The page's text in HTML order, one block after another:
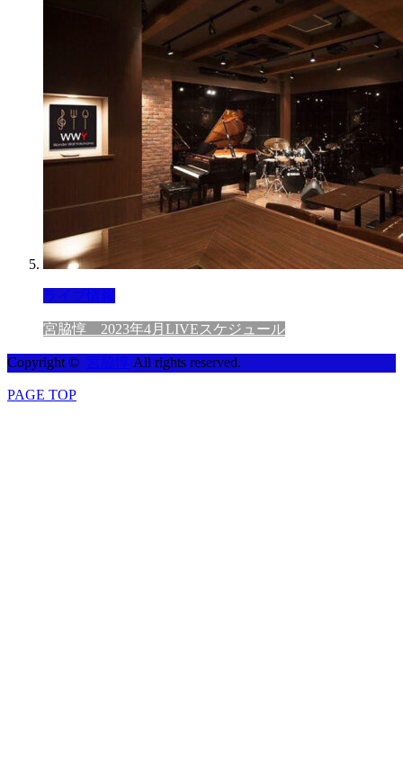
ライブ情報
宮脇惇 2023年4月LIVEスケジュール
Copyright © 宮脇惇 All rights reserved.
PAGE TOP